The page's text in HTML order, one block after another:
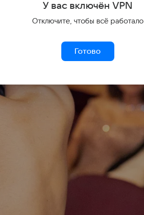
У вас включён VPN
Отключите, чтобы всё работало
Готово